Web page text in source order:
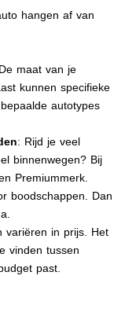
hangen af van
De maat van je
kunnen specifieke
autotypes
: Rijd je veel
binnenwegen? Bij
Premiummerk.
boodschappen. Dan
variëren in prijs. Het
vinden tussen
past.